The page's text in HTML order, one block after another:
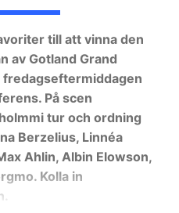
till att vinna den
av Gotland Grand
fredagseftermiddagen
På scen
tur och ordning
Berzelius, Linnéa
Ahlin, Albin Elowson,
Kolla in